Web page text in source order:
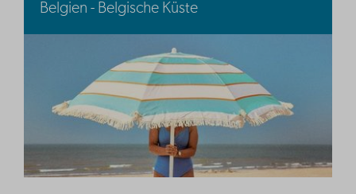
Belgien - Belgische Küste